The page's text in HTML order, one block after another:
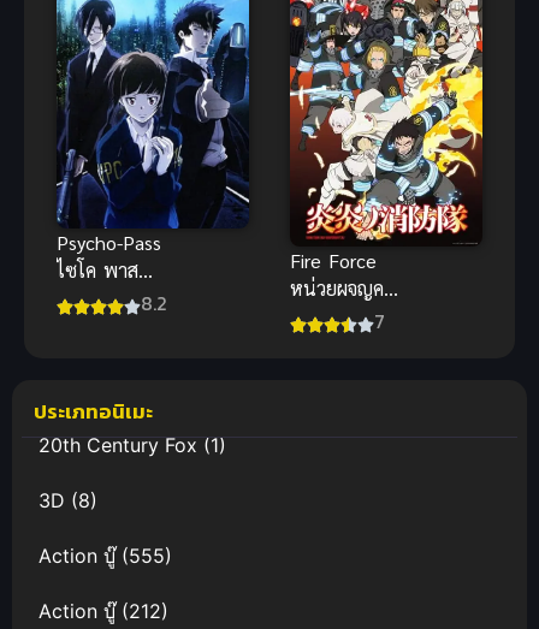
Psycho-Pass
ไซโค พาส
ถอดรหัสล่า8.2
Fire Force
หน่วยผจญคน
ไฟลุก ภาค 1
7
ประเภทอนิเมะ
20th Century Fox(1)
3D (8)
Action บู๊(555)
Action บู๊(212)